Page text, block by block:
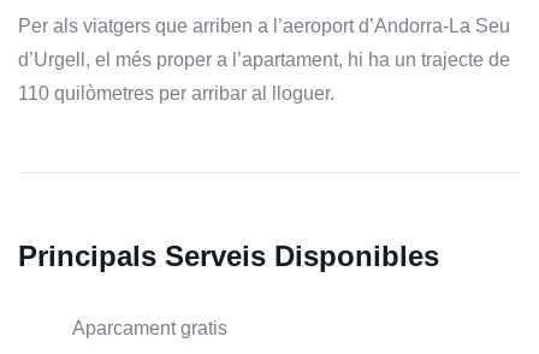
Per als viatgers que arriben a l’aeroport d’Andorra-La Seu
d’Urgell, el més proper a l’apartament, hi ha un trajecte de
110 quilòmetres per arribar al lloguer.
Principals Serveis Disponibles
Aparcament gratis